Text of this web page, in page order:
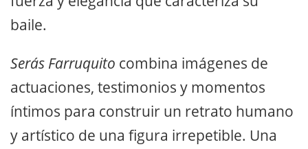
baile.
Serás Farruquito combina imágenes de
actuaciones, testimonios y momentos
íntimos para construir un retrato humano
y artístico de una figura irrepetible. Una